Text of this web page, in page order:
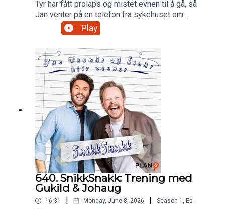
Tyr har fått prolaps og mistet evnen til å gå, så
Jan venter på en telefon fra sykehuset om
hvordan det går. Han gir også et nytt perspektiv
på Pridedebatten, hvor han føler folk er for ute
etter å ta hverandre. Einar har fått seg automatisk
garasjeportåpner, og slår et slag for misforståtte
myter om dyr.Produsert av Martin Oftedal, PLAN-
B
Play
640. SnikkSnakk: Trening med
Gukild & Johaug
16:31 Monday, June 8, 2026 Season 1 , Ep.